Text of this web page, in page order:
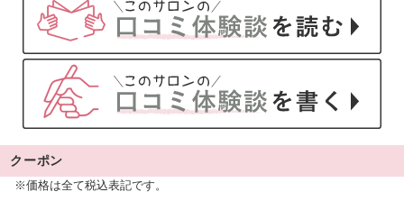
クーポン
※価格は全て税込表記です。